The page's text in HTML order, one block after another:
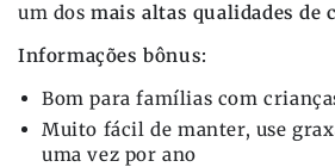
um dosmais altas qualidades de
Informações bônus:
Bom para famílias com
Muito fácil de manter, use
uma vez por ano